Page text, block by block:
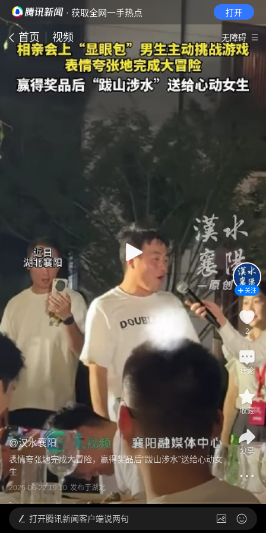
· 获取全网一手热点 打开
首页 视频 无障碍
@汉水襄阳
表情夸张地完成大冒险，赢得奖品后“跋山涉水”送给心动女
生
2026-06-22 19:10 发布于湖北
关注
2
评论
收藏
分享
打开腾讯新闻客户端说两句